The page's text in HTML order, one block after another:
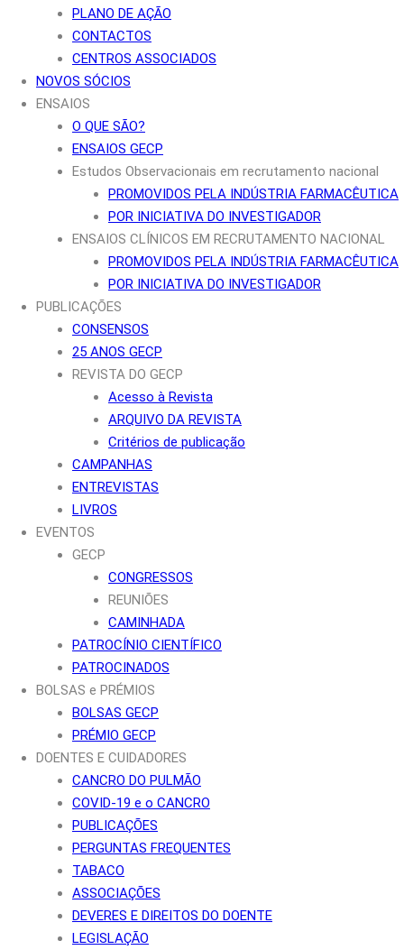
PLANO DE AÇÃO
CONTACTOS
CENTROS ASSOCIADOS
NOVOS SÓCIOS
ENSAIOS
O QUE SÃO?
ENSAIOS GECP
Estudos Observacionais em recrutamento nacional
PROMOVIDOS PELA INDÚSTRIA FARMACÊUTICA
POR INICIATIVA DO INVESTIGADOR
ENSAIOS CLÍNICOS EM RECRUTAMENTO NACIONAL
PROMOVIDOS PELA INDÚSTRIA FARMACÊUTICA
POR INICIATIVA DO INVESTIGADOR
PUBLICAÇÕES
CONSENSOS
25 ANOS GECP
REVISTA DO GECP
Acesso à Revista
ARQUIVO DA REVISTA
Critérios de publicação
CAMPANHAS
ENTREVISTAS
LIVROS
EVENTOS
GECP
CONGRESSOS
REUNIÕES
CAMINHADA
PATROCÍNIO CIENTÍFICO
PATROCINADOS
BOLSAS e PRÉMIOS
BOLSAS GECP
PRÉMIO GECP
DOENTES E CUIDADORES
CANCRO DO PULMÃO
COVID-19 e o CANCRO
PUBLICAÇÕES
PERGUNTAS FREQUENTES
TABACO
ASSOCIAÇÕES
DEVERES E DIREITOS DO DOENTE
LEGISLAÇÃO